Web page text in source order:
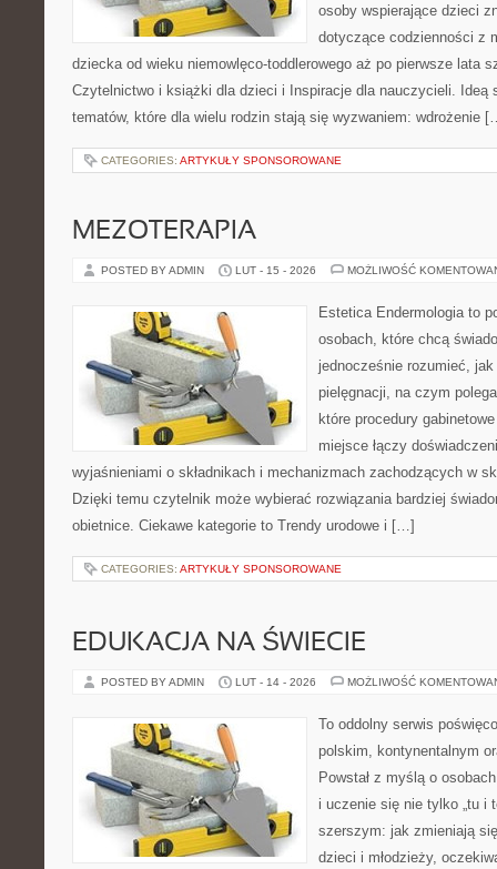
osoby wspierające dzieci
dotyczące codzienności z
dziecka od wieku niemowlęco-toddlerowego aż po pierwsze lata
Czytelnictwo i książki dla dzieci i Inspiracje dla nauczycieli. Ideą
tematów, które dla wielu rodzin stają się wyzwaniem: wdrożenie
CATEGORIES: ARTYKUŁY SPONSOROWANE
MEZOTERAPIA
POSTED BY ADMIN LUT - 15 - 2026 MOŻLIWOŚĆ
Estetica Endermologia to
osobach, które chcą
jednocześnie rozumieć, jak
pielęgnacji, na czym
które procedury
miejsce łączy
wyjaśnieniami o składnikach i mechanizmach zachodzących w
Dzięki temu czytelnik może wybierać rozwiązania bardziej
obietnice. Ciekawe kategorie to Trendy urodowe i […]
CATEGORIES: ARTYKUŁY SPONSOROWANE
EDUKACJA NA ŚWIECIE
POSTED BY ADMIN LUT - 14 - 2026 MOŻLIWOŚĆ
To oddolny serwis
polskim, kontynentalnym
Powstał z myślą o
i uczenie się nie tylko „tu i
szerszym: jak zmieniają
dzieci i młodzieży,